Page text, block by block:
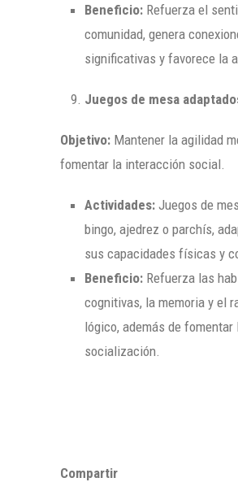
Beneficio: Refuerza el
comunidad, genera
significativas y favorece la
Juegos de mesa
Objetivo: Mantener la agilidad
fomentar la interacción social.
Actividades: Juegos de
bingo, ajedrez o parchís,
sus capacidades físicas y
Beneficio: Refuerza las
cognitivas, la memoria y el
lógico, además de fomentar
socialización.
Compartir